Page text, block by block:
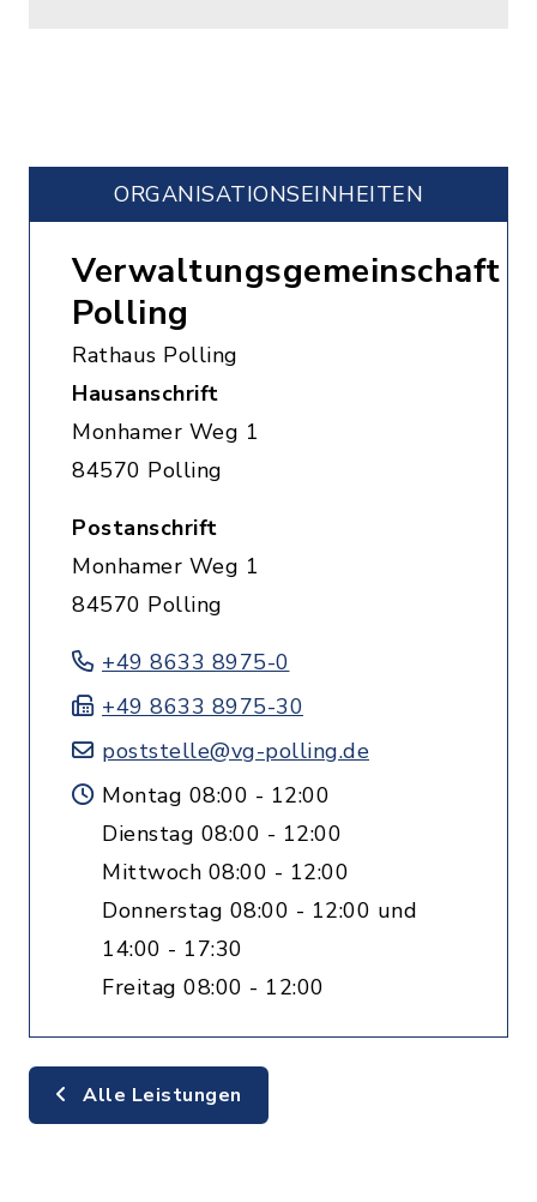
ORGANISATIONS­EINHEITEN
Verwaltungsgemeinschaft
Polling
Rathaus Polling
Hausanschrift
Monhamer Weg 1
84570 Polling
Postanschrift
Monhamer Weg 1
84570 Polling
+49 8633 8975-0
+49 8633 8975-30
poststelle@vg-polling.de
Montag 08:00 - 12:00
Dienstag 08:00 - 12:00
Mittwoch 08:00 - 12:00
Donnerstag 08:00 - 12:00 und
14:00 - 17:30
Freitag 08:00 - 12:00
Alle Leistungen